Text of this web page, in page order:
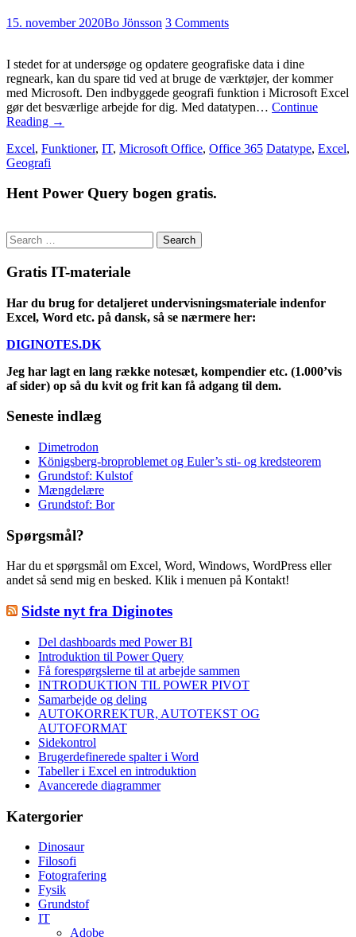
15. november 2020Bo Jönsson 3 Comments
I stedet for at undersøge og opdatere geografiske data i dine
regneark, kan du spare tid ved at bruge de værktøjer, der kommer
med Microsoft. Den indbyggede geografi funktion i Microsoft Excel
gør det besværlige arbejde for dig. Med datatypen… Continue
Reading →
Excel, Funktioner, IT, Microsoft Office, Office 365 Datatype, Excel,
Geografi
Hent Power Query bogen gratis.
Search
for:
Gratis IT-materiale
Har du brug for detaljeret undervisningsmateriale indenfor
Excel, Word etc. på dansk, så se nærmere her:
DIGINOTES.DK
Jeg har lagt en lang række notesæt, kompendier etc. (1.000’vis
af sider) op så du kvit og frit kan få adgang til dem.
Seneste indlæg
Dimetrodon
Königsberg-broproblemet og Euler’s sti- og kredsteorem
Grundstof: Kulstof
Mængdelære
Grundstof: Bor
Spørgsmål?
Har du et spørgsmål om Excel, Word, Windows, WordPress eller
andet så send mig en besked. Klik i menuen på Kontakt!
Sidste nyt fra Diginotes
Del dashboards med Power BI
Introduktion til Power Query
Få forespørgslerne til at arbejde sammen
INTRODUKTION TIL POWER PIVOT
Samarbejde og deling
AUTOKORREKTUR, AUTOTEKST OG
AUTOFORMAT
Sidekontrol
Brugerdefinerede spalter i Word
Tabeller i Excel en introduktion
Avancerede diagrammer
Katergorier
Dinosaur
Filosofi
Fotografering
Fysik
Grundstof
IT
Adobe